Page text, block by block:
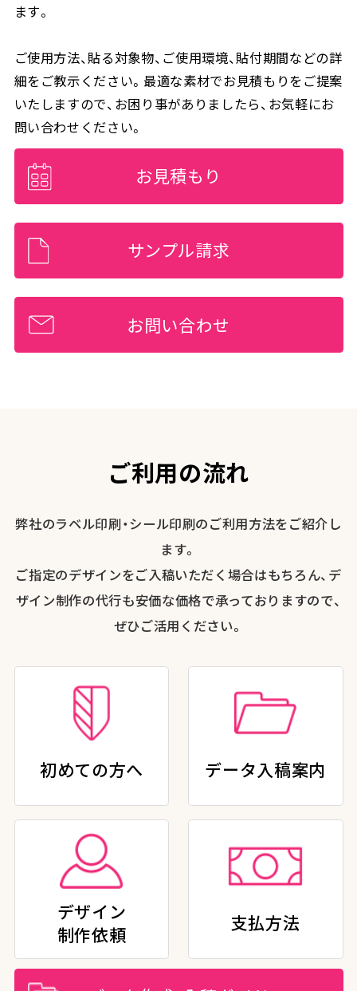
ます。
ご使用方法、貼る対象物、ご使用環境、貼付期間などの詳
細をご教示ください。最適な素材でお見積もりをご提案
いたしますので、お困り事がありましたら、お気軽にお
問い合わせください。
お見積もり
サンプル請求
お問い合わせ
ご利用の流れ
弊社のラベル印刷・シール印刷のご利用方法をご紹介し
ます。
ご指定のデザインをご入稿いただく場合はもちろん、デ
ザイン制作の代行も安価な価格で承っておりますので、
ぜひご活用ください。
初めての方へ データ入稿案内
デザイン
制作依頼
支払方法